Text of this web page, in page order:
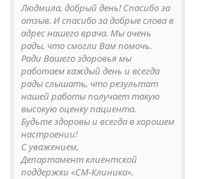
Людмила, добрый день! Спасибо за
отзыв. И спасибо за добрые слова в
адрес нашего врача. Мы очень
рады, что смогли Вам помочь.
Ради Вашего здоровья мы
работаем каждый день и всегда
рады слышать, что результат
нашей работы получает такую
высокую оценку пациента.
Будьте здоровы и всегда в хорошем
настроении!
С уважением,
Департамент клиентской
поддержки «СМ-Клиника».